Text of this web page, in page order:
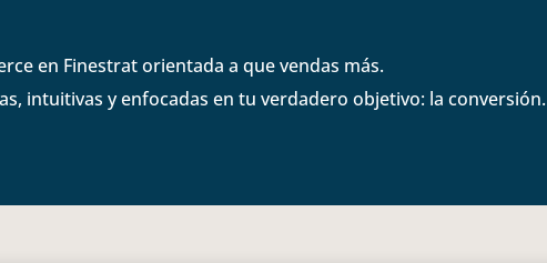
en Finestrat orientada a que vendas más.
intuitivas y enfocadas en tu verdadero objetivo: la conversión.